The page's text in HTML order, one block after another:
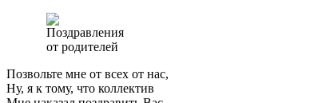
Позвольте мне от всех от нас,
Ну, я к тому, что коллектив